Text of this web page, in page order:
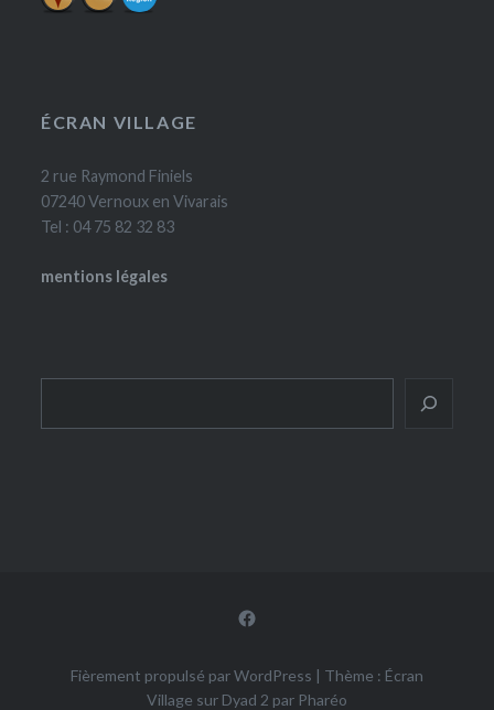
ÉCRAN VILLAGE
2 rue Raymond Finiels
07240 Vernoux en Vivarais
Tel : 04 75 82 32 83
mentions légales
Facebook
Fièrement propulsé par WordPress | Thème : Écran
Village sur Dyad 2 par Pharéo